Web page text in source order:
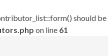
should
on line 61